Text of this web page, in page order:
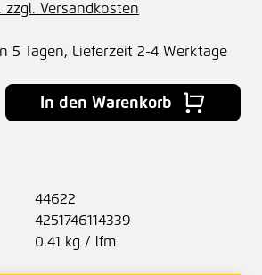
zzgl. Versandkosten
5 Tagen, Lieferzeit 2-4 Werktage
Gib den gewünschten
In den Warenkorb
44622
4251746114339
0.41 kg / lfm